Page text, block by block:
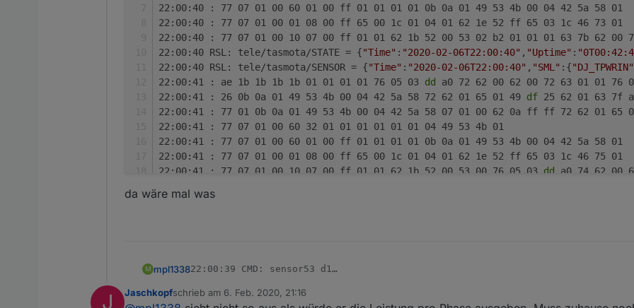
22:00:40 : 77 07 01 00 60 01 00 ff 01 01 01 01 0b 0a 01 49 53 4b 00 04 42 5a 58 01
22:00:40 : 77 07 01 00 01 08 00 ff 65 00 1c 01 04 01 62 1e 52 ff 65 03 1c 46 73 01
22:00:40 : 77 07 01 00 10 07 00 ff 01 01 62 1b 52 00 53 02 b2 01 01 01 63 7b 62 00
22:00:40 RSL: tele/tasmota/STATE = {"Time" : "2020-02-06T22:00:40" , "Uptime" :
22:00:40 RSL: tele/tasmota/SENSOR = {"Time" : "2020-02-06T22:00:40" , "SML" :{"DJ_TPWRIN"
22:00:41 : ae 1b 1b 1b 1b 01 01 01 01 76 05 03 dd
a0 72 62 00 62 00 72 63 01 01 76
22:00:41 : 26 0b 0a 01 49 53 4b 00 04 42 5a 58 72 62 01 65 01 49 df 25 62 01 63 7f
22:00:41 : 77 01 0b 0a 01 49 53 4b 00 04 42 5a 58 07 01 00 62 0a ff ff 72 62 01 65
22:00:41 : 77 07 01 00 60 32 01 01 01 01 01 01 04 49 53 4b 01
22:00:41 : 77 07 01 00 60 01 00 ff 01 01 01 01 0b 0a 01 49 53 4b 00 04 42 5a 58 01
22:00:41 : 77 07 01 00 01 08 00 ff 65 00 1c 01 04 01 62 1e 52 ff 65 03 1c 46 75 01
22:00:41 : 77 07 01 00 10 07 00 ff 01 01 62 1b 52 00 53 00 76 05 03 dd a0 74 62 00
22:00:42 : 00 62 00 72 63 07 01
22:00:43 : bf 1b 1b 1b 1b 01 01 01 01 76 05 03
22:00:43 : 00 62 00 72 63 01 01 76 01 01 05 01 49 e0 28 0b 0a 01 49 53 4b 00 04 42
22:00:43 CMD: sensor53 d0
da wäre mal was
M mpl133822:00:39 CMD: sensor53 d1
22:00:40 : ca 1b 1b 1b 1b 01 01 01 01 76 05 03 dd a0 6f 62 00 62 00 72 63 01
da wäre mal was
J Jaschkopfschrieb am 6. Feb. 2020, 21:16
zuletzt editiert von